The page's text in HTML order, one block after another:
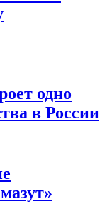
одно
в России